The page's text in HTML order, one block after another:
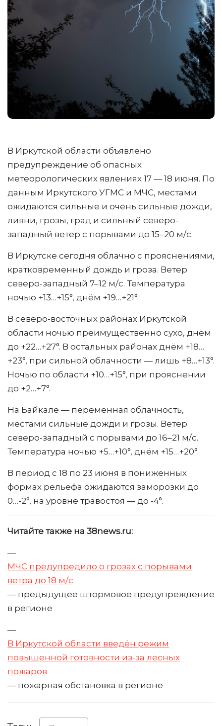
В Иркутской области объявлено
предупреждение об опасных
метеорологических явлениях 17 — 18 июня. По
данным Иркутского УГМС и МЧС, местами
ожидаются сильные и очень сильные дожди,
ливни, грозы, град и сильный северо-
западный ветер с порывами до 15–20 м/с.
В Иркутске сегодня облачно с прояснениями,
кратковременный дождь и гроза. Ветер
северо-западный 7–12 м/с. Температура
ночью +13…+15°, днём +19…+21°.
В северо-восточных районах Иркутской
области ночью преимущественно сухо, днём
до +22…+27°. В остальных районах днём +18…
+23°, при сильной облачности — лишь +8…+13°.
Ночью по области +10…+15°, при прояснении
до +2…+7°.
На Байкале — переменная облачность,
местами сильные дожди и грозы. Ветер
северо-западный с порывами до 16–21 м/с.
Температура ночью +5…+10°, днём +15…+20°.
В период с 18 по 23 июня в пониженных
формах рельефа ожидаются заморозки до
0…-2°, на уровне травостоя — до -4°.
Читайте также на 38news.ru:
—
МЧС предупредило о грозах с порывами
ветра до 18 м/с
— предыдущее штормовое предупреждение
в регионе
—
В Иркутской области введён режим
повышенной готовности из-за лесных
пожаров
— пожарная обстановка в регионе